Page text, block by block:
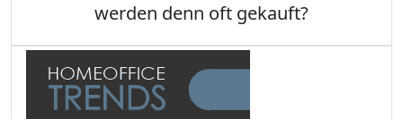
werden denn oft gekauft?